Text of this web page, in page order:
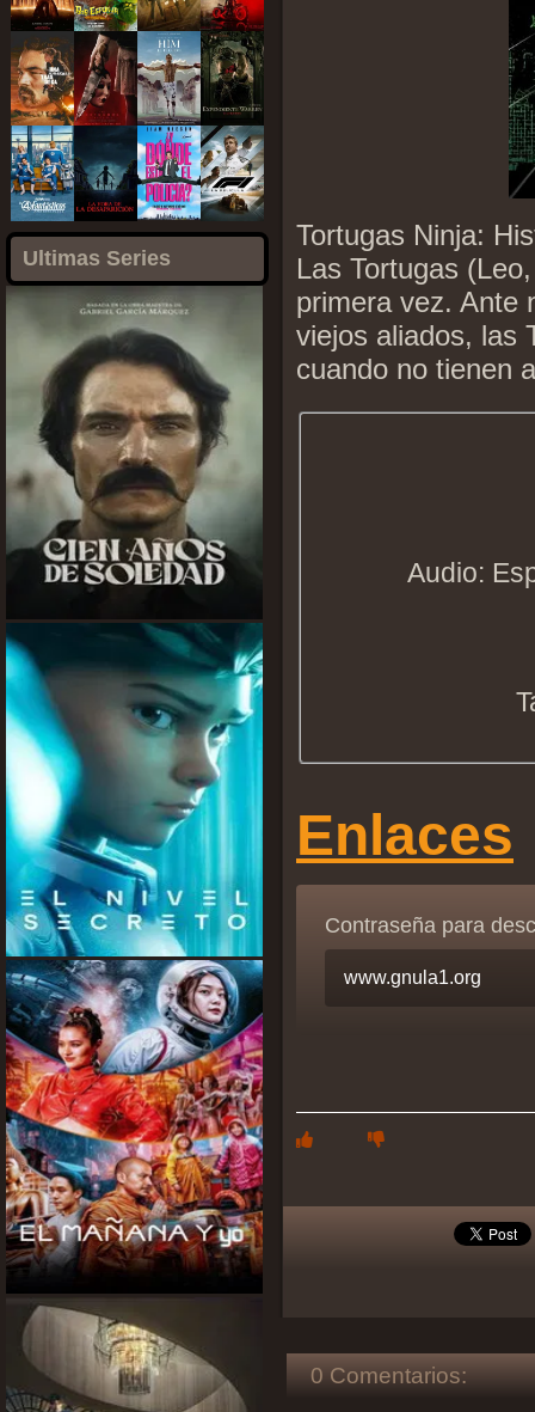
Ultimas Series
Tortugas Ninja:
Las Tortugas
primera vez. Ante
viejos aliados, las
cuando no tienen
Audio:
Enlaces
Contraseña para
0 Comentarios: